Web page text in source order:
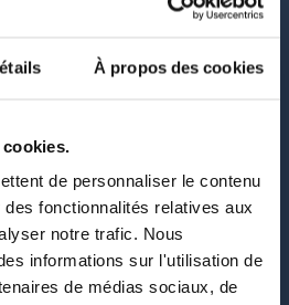
À propos des cookies
de personnaliser le contenu
fonctionnalités relatives aux
notre trafic. Nous
informations sur l'utilisation de
de médias sociaux, de
- 7 Jours Gratuits,
Bancaire - 7 Jours
m (ou environ